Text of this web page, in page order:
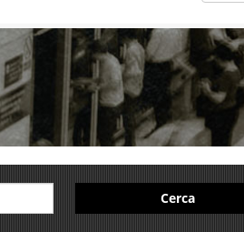
Cerca